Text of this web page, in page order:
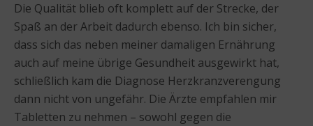
Die Qualität blieb oft komplett auf der Strecke, der
Spaß an der Arbeit dadurch ebenso. Ich bin sicher,
dass sich das neben meiner damaligen Ernährung
auch auf meine übrige Gesundheit ausgewirkt hat,
schließlich kam die Diagnose Herzkranzverengung
dann nicht von ungefähr. Die Ärzte empfahlen mir
Tabletten zu nehmen – sowohl gegen die